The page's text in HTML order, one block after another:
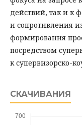
действий, так и к
и сопротивления
формирования
посредством
к супервизорско-
СКАЧИВАНИЯ